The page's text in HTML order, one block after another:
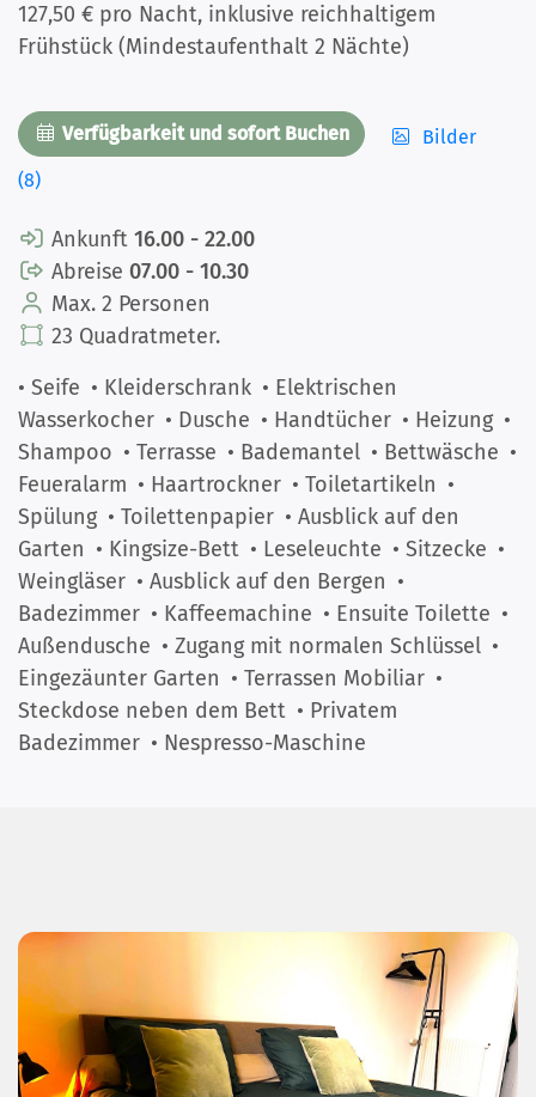
127,50 € pro Nacht, inklusive reichhaltigem
Frühstück (Mindestaufenthalt 2 Nächte)
Verfügbarkeit und sofort Buchen
Bilder
(8)
Ankunft 16.00 - 22.00
Abreise 07.00 - 10.30
Max. 2 Personen
23 Quadratmeter.
• Seife • Kleiderschrank • Elektrischen
Wasserkocher • Dusche • Handtücher • Heizung •
Shampoo • Terrasse • Bademantel • Bettwäsche •
Feueralarm • Haartrockner • Toiletartikeln •
Spülung • Toilettenpapier • Ausblick auf den
Garten • Kingsize-Bett • Leseleuchte • Sitzecke •
Weingläser • Ausblick auf den Bergen •
Badezimmer • Kaffeemachine • Ensuite Toilette •
Außendusche • Zugang mit normalen Schlüssel •
Eingezäunter Garten • Terrassen Mobiliar •
Steckdose neben dem Bett • Privatem
Badezimmer • Nespresso-Maschine